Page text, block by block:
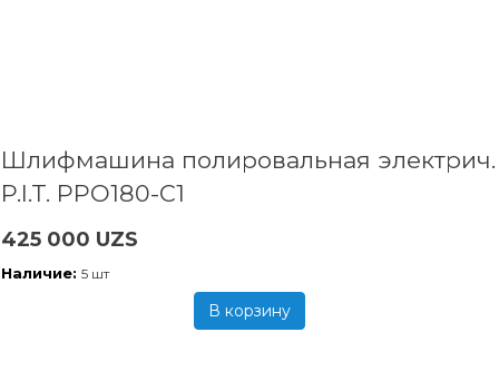
Шлифмашина полировальная электрич.
P.I.T. PPO180-C1
425 000 UZS
Наличие: 5 шт
В корзину